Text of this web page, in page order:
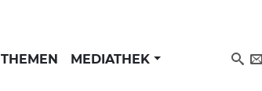
THEMEN MEDIATHEK